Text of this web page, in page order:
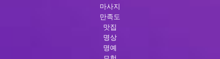
마사지
만족도
맛집
명상
명예